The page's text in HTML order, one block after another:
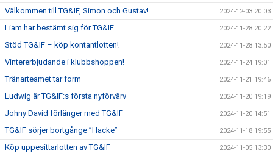
Välkommen till TG&IF, Simon och Gustav! 2024-12-03 20:03
Liam har bestämt sig för TG&IF 2024-11-28 20:22
Stöd TG&IF – köp kontantlotten! 2024-11-28 13:50
Vintererbjudande i klubbshoppen! 2024-11-24 19:01
Tränarteamet tar form 2024-11-21 19:46
Ludwig är TG&IF:s första nyförvärv 2024-11-20 19:19
Johny David förlänger med TG&IF 2024-11-20 14:51
TG&IF sörjer bortgånge ”Hacke” 2024-11-18 19:55
Köp uppesittarlotten av TG&IF 2024-11-05 13:30